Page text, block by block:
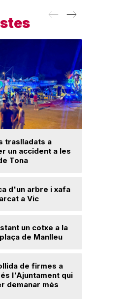
traslladats a
un accident a les
Tona
d'un arbre i xafa
a Vic
un cotxe a la
de Manlleu
de firmes a
l'Ajuntament qui
demanar més